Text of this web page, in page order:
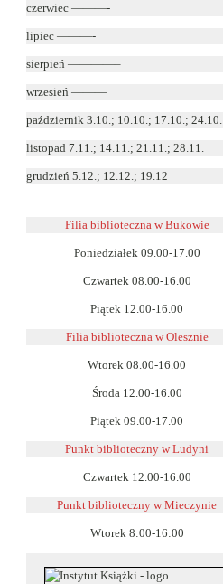
czerwiec ———-
lipiec ———-
sierpień ————–
wrzesień ———
październik 3.10.; 10.10.; 17.10.; 24.10.
listopad 7.11.; 14.11.; 21.11.; 28.11.
grudzień 5.12.; 12.12.; 19.12
Filia biblioteczna w Bukowie
Poniedziałek 09.00-17.00
Czwartek 08.00-16.00
Piątek 12.00-16.00
Filia biblioteczna w Olesznie
Wtorek 08.00-16.00
Środa 12.00-16.00
Piątek 09.00-17.00
Punkt biblioteczny w Ludyni
Czwartek 12.00-16.00
Punkt biblioteczny w Mieczynie
Wtorek 8:00-16:00